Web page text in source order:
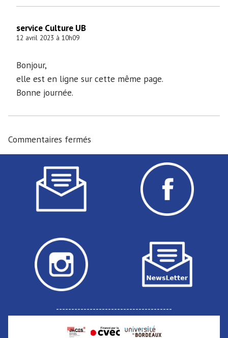
service Culture UB
12 avril 2023 à 10h09
Bonjour,
elle est en ligne sur cette même page.
Bonne journée.
Commentaires fermés
--------------------------------------